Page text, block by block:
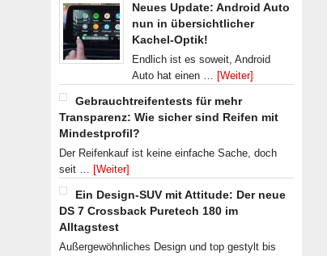
Neues Update: Android Auto
nun in übersichtlicher
Kachel-Optik!
Endlich ist es soweit, Android
Auto hat einen … [Weiter]
Gebrauchtreifentests für mehr
Transparenz: Wie sicher sind Reifen mit
Mindestprofil?
Der Reifenkauf ist keine einfache Sache, doch
seit … [Weiter]
Ein Design-SUV mit Attitude: Der neue
DS 7 Crossback Puretech 180 im
Alltagstest
Außergewöhnliches Design und top gestylt bis